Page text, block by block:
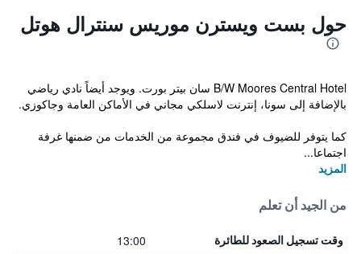
حول بست ويسترن موريس سنترال هوتل
B/W Moores Central Hotel سان بيتر بورت. ويوجد أيضاً نادي رياضي
بالإضافة إلى سونا، إنترنت لاسلكي مجاني في الأماكن العامة وجاكوزي.
كما يتوفر للضيوف في فندق مجموعة من الخدمات من ضمنها غرفة
اجتماعا...
المزيد
من الجيد أن تعلم
وقت تسجيل الصعود للطائرة 13:00